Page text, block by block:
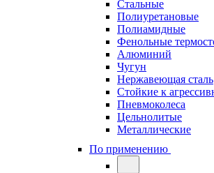
Стальные
Полиуретановые
Полиамидные
Фенольные
Алюминий
Чугун
Нержавеющая сталь
Стойкие к
Пневмоколеса
Цельнолитые
Металлические
По применению